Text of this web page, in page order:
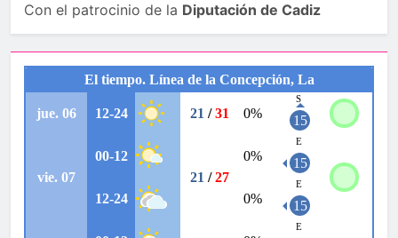
Con el patrocinio de la Diputación de Cadiz